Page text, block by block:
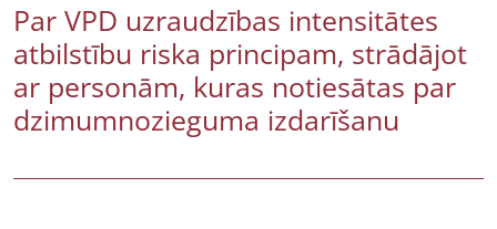
Par VPD uzraudzības intensitātes
atbilstību riska principam, strādājot
ar personām, kuras notiesātas par
dzimumnozieguma izdarīšanu